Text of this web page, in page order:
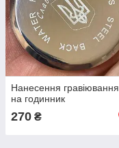
Нанесення гравіювання
на годинник
270 ₴